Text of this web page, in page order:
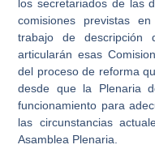
los secretariados de las
comisiones previstas
trabajo de descripción
articularán esas
del proceso de reforma
desde que la Plenaria
funcionamiento para
las circunstancias
Asamblea Plenaria.